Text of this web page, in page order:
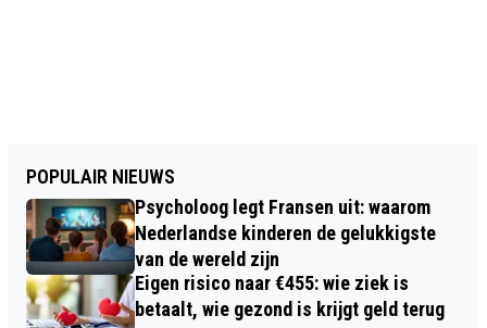
POPULAIR NIEUWS
Psycholoog legt Fransen uit: waarom
Nederlandse kinderen de gelukkigste
van de wereld zijn
Eigen risico naar €455: wie ziek is
betaalt, wie gezond is krijgt geld terug